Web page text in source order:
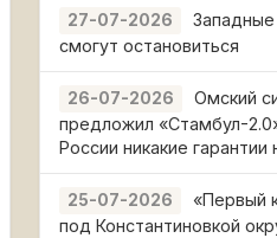
27-07-2026
смогут остановиться
26-07-2026
Омский
предложил «Стамбул-
России никакие
25-07-2026
«Первый
под Константиновкой